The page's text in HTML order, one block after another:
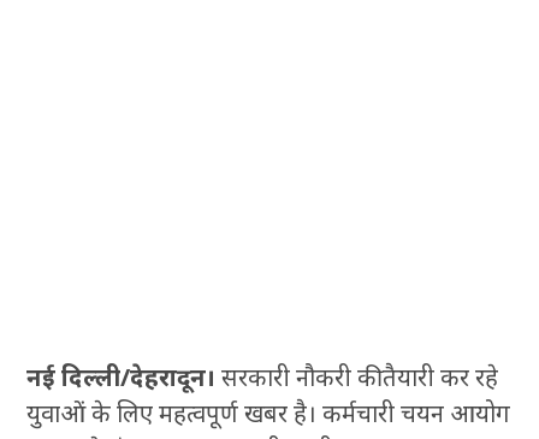
नई दिल्ली/देहरादून। सरकारी नौकरी की तैयारी कर रहे
युवाओं के लिए महत्वपूर्ण खबर है। कर्मचारी चयन आयोग